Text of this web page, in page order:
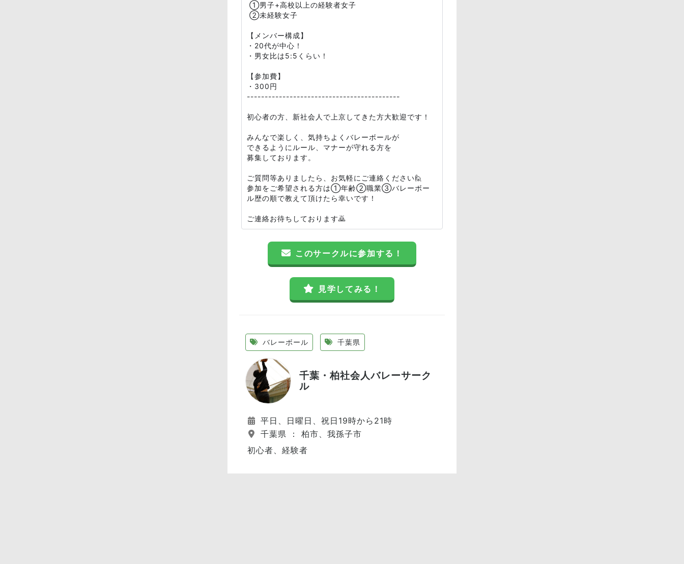
①男子+高校以上の経験者女子
②未経験女子
【メンバー構成】
・20代が中心！
・男女比は5:5くらい！
【参加費】
・300円
-------------------------------------------
初心者の方、新社会人で上京してきた方大歓迎です！
みんなで楽しく、気持ちよくバレーボールが
できるようにルール、マナーが守れる方を
募集しております。
ご質問等ありましたら、お気軽にご連絡ください🙋
参加をご希望される方は①年齢②職業③バレーボー
ル歴の順で教えて頂けたら幸いです！
ご連絡お待ちしております🙇
このサークルに参加する！
見学してみる！
バレーボール 千葉県
千葉・柏社会人バレーサーク
ル
平日、日曜日、祝日19時から21時
千葉県 ： 柏市、我孫子市
初心者、経験者